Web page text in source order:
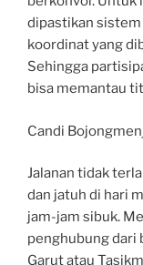
dipastikan
koordinat yang
Sehingga
bisa memantau
Candi
Jalanan tidak
dan jatuh di hari
jam-jam sibuk.
penghubung dari
Garut atau